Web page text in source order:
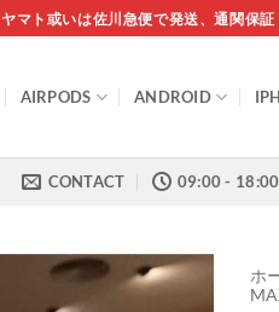
ヤマト或いは佐川急便で発送、通関保
AIRPODS ANDROID
CONTACT 09:00 - 18:00
ホ